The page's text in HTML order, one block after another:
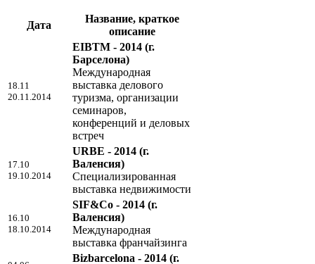
Дата
Название, краткое
описание
18.11
20.11.2014
EIBTM - 2014 (г.
Барселона)
Международная
выставка делового
туризма, организации
семинаров,
конференций и деловых
встреч
17.10
19.10.2014
URBE - 2014 (г.
Валенсия)
Специализированная
выставка недвижимости
16.10
18.10.2014
SIF&Co - 2014 (г.
Валенсия)
Международная
выставка франчайзинга
Bizbarcelona - 2014 (г.